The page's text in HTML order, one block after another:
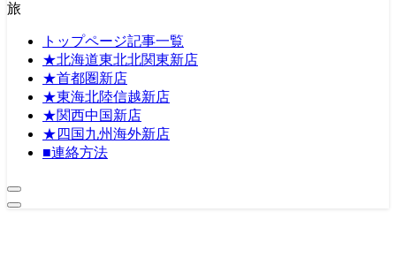
旅
トップページ記事一覧
★北海道東北北関東新店
★首都圏新店
★東海北陸信越新店
★関西中国新店
★四国九州海外新店
■連絡方法